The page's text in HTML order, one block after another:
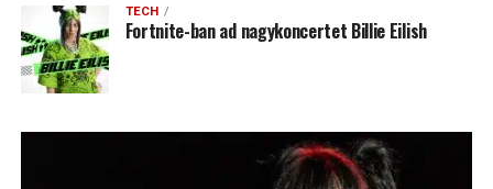
TECH
Fortnite-ban ad nagykoncertet Billie Eilish